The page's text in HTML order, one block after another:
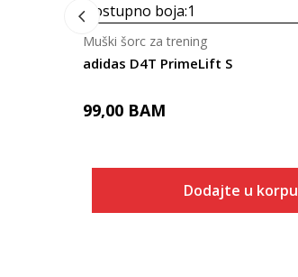
Dostupno boja:1
adidas D4T PrimeLift S
Muški šorc za trening
99,00 BAM
Dodajte u korpu